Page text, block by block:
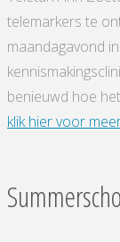
telemarkers te
maandagavond
benieuwd hoe
klik hier voor